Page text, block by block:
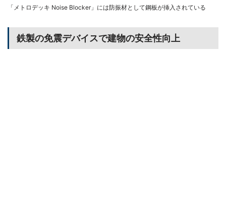
「メトロデッキ Noise Blocker」には防振材として鋼板が挿入されている
鉄製の免震デバイスで建物の安全性向上